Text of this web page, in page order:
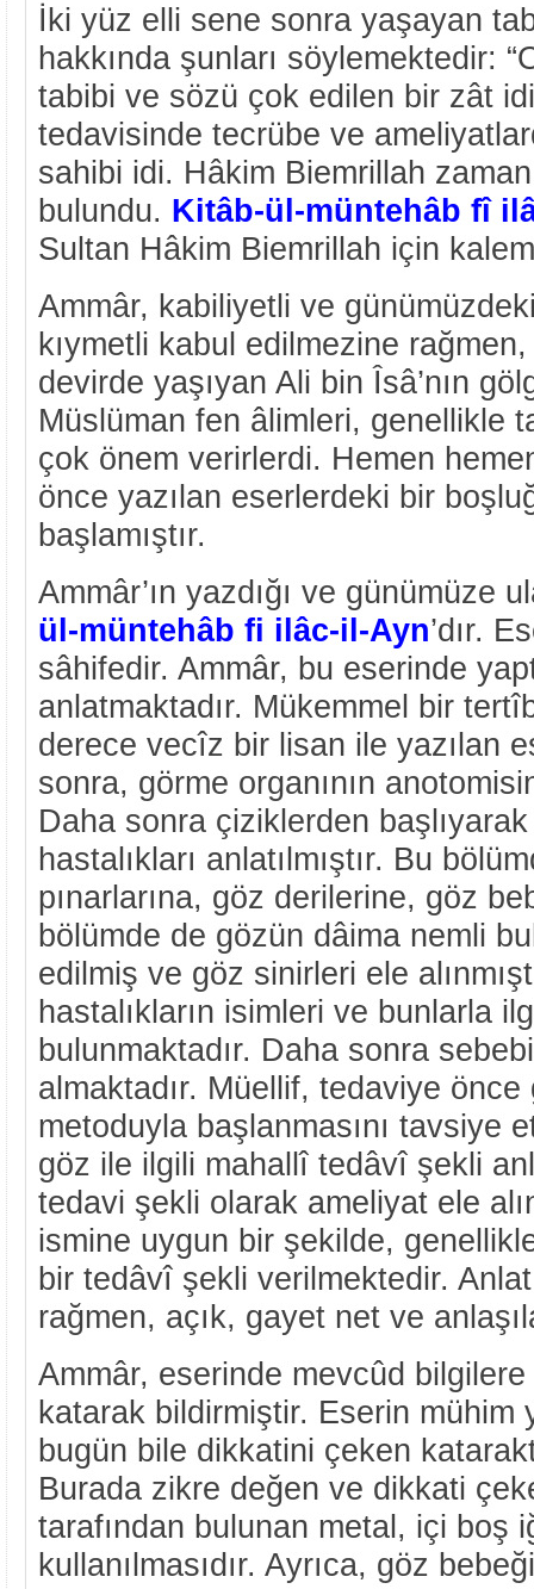
İki yüz elli sene sonra yaşayan
hakkında şunları söylemektedir:
tabibi ve sözü çok edilen bir zât
tedavisinde tecrübe ve
sahibi idi. Hâkim Biemrillah
bulundu. Kitâb-ül-müntehâb fî
Sultan Hâkim Biemrillah için
Ammâr, kabiliyetli ve
kıymetli kabul edilmezine
devirde yaşıyan Ali bin Îsâ’nın
Müslüman fen âlimleri, genellikle
çok önem verirlerdi. Hemen
önce yazılan eserlerdeki bir
başlamıştır.
Ammâr’ın yazdığı ve günümüze
ül-müntehâb fi ilâc-il-Ayn’dır.
sâhifedir. Ammâr, bu eserinde
anlatmaktadır. Mükemmel bir
derece vecîz bir lisan ile yazılan
sonra, görme organının
Daha sonra çiziklerden
hastalıkları anlatılmıştır. Bu
pınarlarına, göz derilerine, göz
bölümde de gözün dâima nemli
edilmiş ve göz sinirleri ele
hastalıkların isimleri ve bunlarla
bulunmaktadır. Daha sonra
almaktadır. Müellif, tedaviye
metoduyla başlanmasını tavsiye
göz ile ilgili mahallî tedâvî şekli
tedavi şekli olarak ameliyat ele
ismine uygun bir şekilde,
bir tedâvî şekli verilmektedir.
rağmen, açık, gayet net ve
Ammâr, eserinde mevcûd
katarak bildirmiştir. Eserin mühim
bugün bile dikkatini çeken
Burada zikre değen ve dikkati
tarafından bulunan metal, içi boş
kullanılmasıdır. Ayrıca, göz